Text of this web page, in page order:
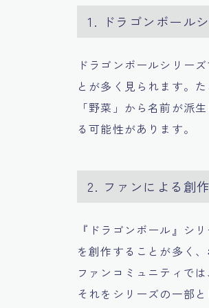
1. ドラゴンボール
ドラゴンボールシリー
とが多く見られます。
「野菜」から名前が派
る可能性があります。
2. ファンによる創
『ドラゴンボール』シ
を創作することが多く、
ファンコミュニティで
それをシリーズの一部